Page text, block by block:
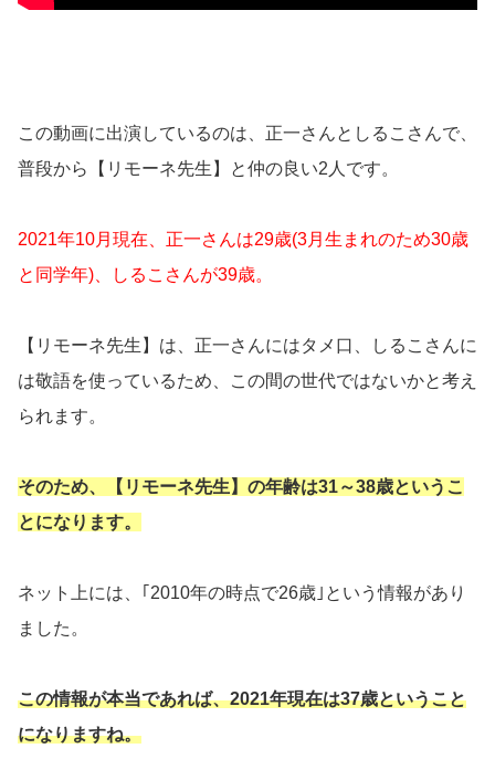
この動画に出演しているのは、正一さんとしるこさんで、
普段から【リモーネ先生】と仲の良い2人です。
2021年10月現在、正一さんは29歳(3月生まれのため30歳
と同学年)、しるこさんが39歳。
【リモーネ先生】は、正一さんにはタメ口、しるこさんに
は敬語を使っているため、この間の世代ではないかと考え
られます。
そのため、【リモーネ先生】の年齢は31～38歳というこ
とになります。
ネット上には、｢2010年の時点で26歳｣という情報があり
ました。
この情報が本当であれば、2021年現在は37歳ということ
になりますね。